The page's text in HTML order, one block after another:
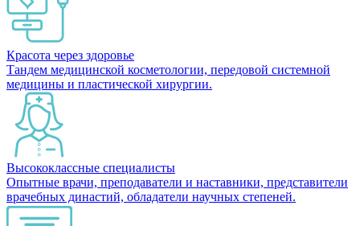
Красота через здоровье
Тандем медицинской косметологии, передовой системной
медицины и пластической хирургии.
Высококлассные специалисты
Опытные врачи, преподаватели и наставники, представители
врачебных династий, обладатели научных степеней.